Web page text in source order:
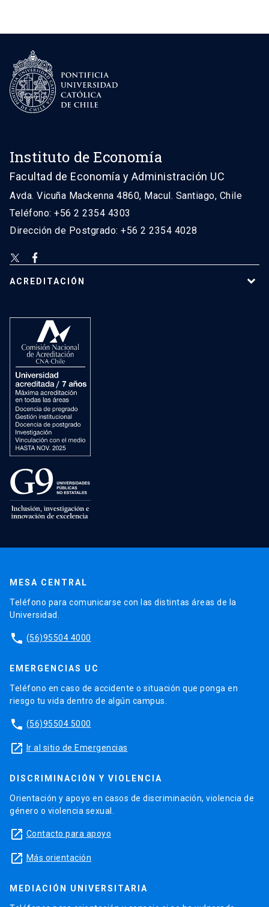
Instituto de Economía
Facultad de Economía y Administración UC
Avda. Vicuña Mackenna 4860, Macul. Santiago, Chile
Teléfono: +56 2 2354 4303
Dirección de Postgrado: +56 2 2354 4028
ACREDITACIÓN
MESA CENTRAL
Teléfono para comunicarse con las distintas áreas de la
Universidad.
phone (56)95504 4000
EMERGENCIAS UC
Teléfono en caso de accidente o situación que ponga en
riesgo tu vida dentro de algún campus.
phone (56)95504 5000
launch Ir al sitio de Emergencias
DISCRIMINACIÓN Y VIOLENCIA
Orientación y apoyo en casos de discriminación, violencia de
género o violencia sexual.
launch Contacto para apoyo
launch Más orientación
MEDIACIÓN UNIVERSITARIA